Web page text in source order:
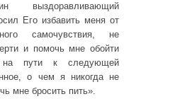
выздоравливающий
Его избавить меня от
самочувствия, не
и помочь мне обойти
на пути к следующей
о чем я никогда не
мне бросить пить».